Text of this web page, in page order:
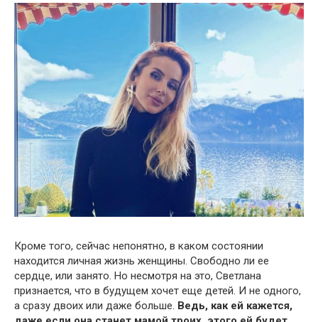
Кроме того, сейчас непонятно, в каком состоянии
находится личная жизнь женщины. Свободно ли ее
сердце, или занято. Но несмотря на это, Светлана
признается, что в будущем хочет еще детей. И не одного,
а сразу двоих или даже больше. Ведь, как ей кажется,